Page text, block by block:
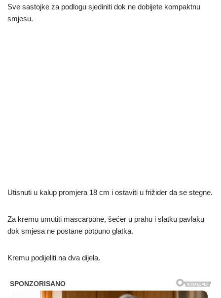
Sve sastojke za podlogu sjediniti dok ne dobijete kompaktnu
smjesu.
Utisnuti u kalup promjera 18 cm i ostaviti u frižider da se stegne.
Za kremu umutiti mascarpone, šećer u prahu i slatku pavlaku
dok smjesa ne postane potpuno glatka.
Kremu podijeliti na dva dijela.